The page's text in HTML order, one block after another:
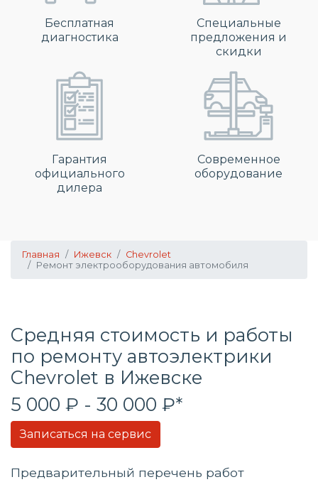
Бесплатная
диагностика
Специальные
предложения и
скидки
Гарантия
официального
дилера
Современное
оборудование
Главная Ижевск
Chevrolet
Ремонт электрооборудования автомобиля
Средняя стоимость и работы
по ремонту автоэлектрики
Chevrolet в Ижевске
5 000 ₽ - 30 000 ₽*
Записаться на сервис
Предварительный перечень работ